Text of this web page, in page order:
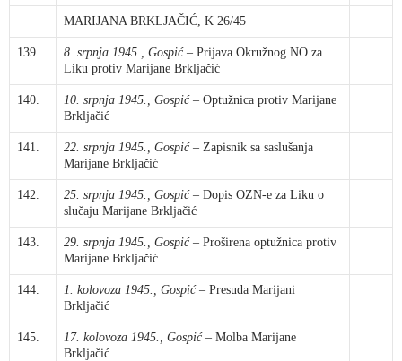
MARIJANA BRKLJAČIĆ, K 26/45
139. 8. srpnja 1945., Gospić – Prijava Okružnog NO za
Liku protiv Marijane Brkljačić
140. 10. srpnja 1945., Gospić – Optužnica protiv Marijane
Brkljačić
141. 22. srpnja 1945., Gospić – Zapisnik sa saslušanja
Marijane Brkljačić
142. 25. srpnja 1945., Gospić – Dopis OZN-e za Liku o
slučaju Marijane Brkljačić
143. 29. srpnja 1945., Gospić – Proširena optužnica protiv
Marijane Brkljačić
144. 1. kolovoza 1945., Gospić – Presuda Marijani
Brkljačić
145. 17. kolovoza 1945., Gospić – Molba Marijane
Brkljačić